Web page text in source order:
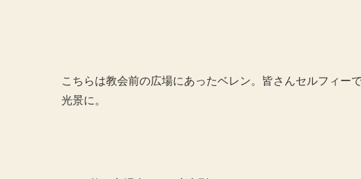
こちらは教会前の広場にあったベレン。皆さんセルフィー
光景に。